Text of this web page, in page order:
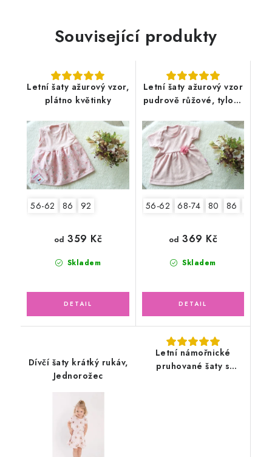
Související produkty
Letní šaty ažurový vzor,
plátno květinky
56-62 86 92
Skladem
od 359 Kč
Letní šaty ažurový vzor
pudrově růžové, tylový
56-62 68-74 80 86
Skladem
od 369 Kč
Dívčí šaty krátký rukáv,
Jednorožec
Letní námořnické
pruhované šaty s